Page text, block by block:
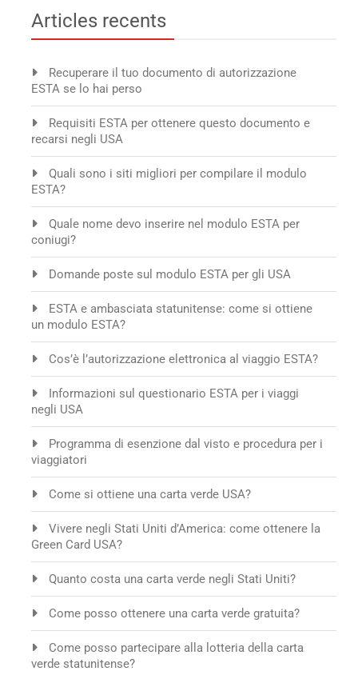
Articles recents
Recuperare il tuo documento di autorizzazione
ESTA se lo hai perso
Requisiti ESTA per ottenere questo documento e
recarsi negli USA
Quali sono i siti migliori per compilare il modulo
ESTA?
Quale nome devo inserire nel modulo ESTA per
coniugi?
Domande poste sul modulo ESTA per gli USA
ESTA e ambasciata statunitense: come si ottiene
un modulo ESTA?
Cos’è l’autorizzazione elettronica al viaggio ESTA?
Informazioni sul questionario ESTA per i viaggi
negli USA
Programma di esenzione dal visto e procedura per i
viaggiatori
Come si ottiene una carta verde USA?
Vivere negli Stati Uniti d’America: come ottenere la
Green Card USA?
Quanto costa una carta verde negli Stati Uniti?
Come posso ottenere una carta verde gratuita?
Come posso partecipare alla lotteria della carta
verde statunitense?